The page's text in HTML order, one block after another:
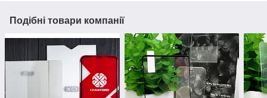
Подібні товари компанії